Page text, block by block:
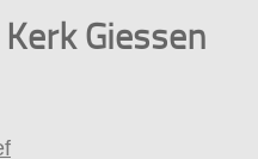
Giessen